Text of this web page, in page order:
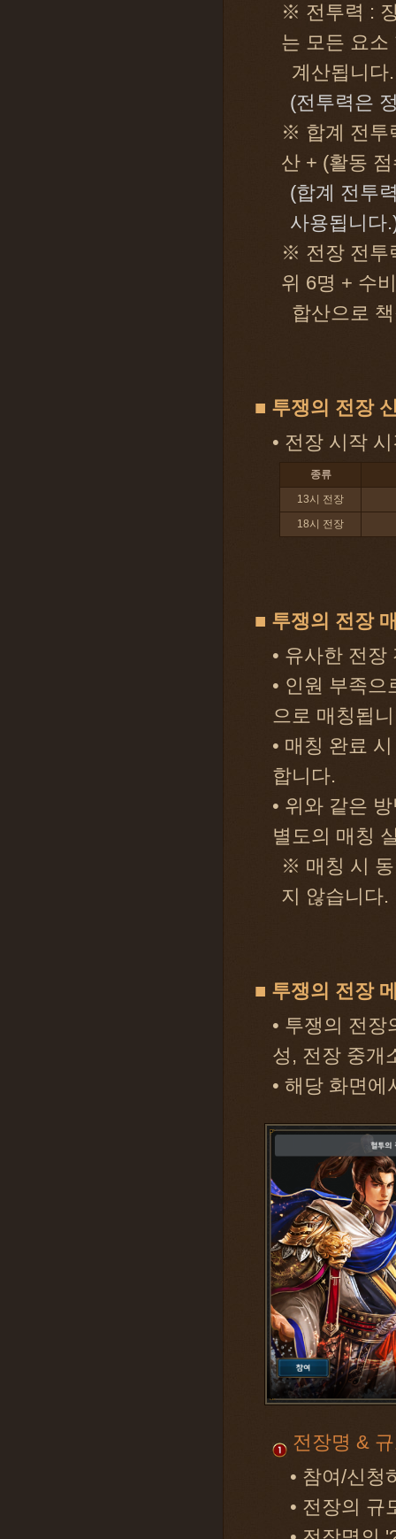
※ 전투력 :
는 모든 요소
계산됩니다.
(전투력은
※ 합계 전투
산 + (활동
(합계 전투
사용됩니다
※ 전장 전투
위 6명 + 수
합산으로
■ 투쟁의 전장
• 전장 시작
종류
13시 전장
18시 전장
■ 투쟁의 전장
• 유사한 전
• 인원 부족
으로 매칭됩
• 매칭 완료
합니다.
• 위와 같은
별도의 매칭
※ 매칭 시 동
지 않습니다.
■ 투쟁의 전장
• 투쟁의 전
성, 전장 중개
• 해당 화면
전장명 &
• 참여/신청
• 전장의 규